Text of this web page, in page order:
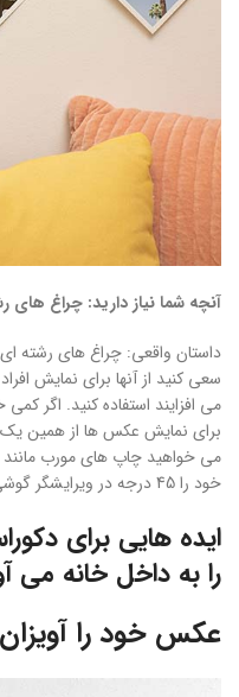
آنچه شما نیاز دارید: چراغ های
داستان واقعی: چراغ های رشته
سعی کنید از آنها برای نمایش
می افزایند استفاده کنید. اگر
برای نمایش عکس ها از همین یک
می خواهید چاپ های مورب مانند
خود را 45 درجه در ویرایشگر گوشی خود بچرخانید.)
ایده هایی برای
را به داخل خانه می
عکس خود را